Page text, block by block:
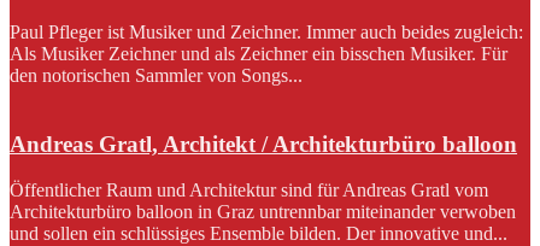
Paul Pfleger ist Musiker und Zeichner. Immer auch beides zugleich:
Als Musiker Zeichner und als Zeichner ein bisschen Musiker. Für
den notorischen Sammler von Songs...
Andreas Gratl, Architekt / Architekturbüro balloon
Öffentlicher Raum und Architektur sind für Andreas Gratl vom
Architekturbüro balloon in Graz untrennbar miteinander verwoben
und sollen ein schlüssiges Ensemble bilden. Der innovative und...